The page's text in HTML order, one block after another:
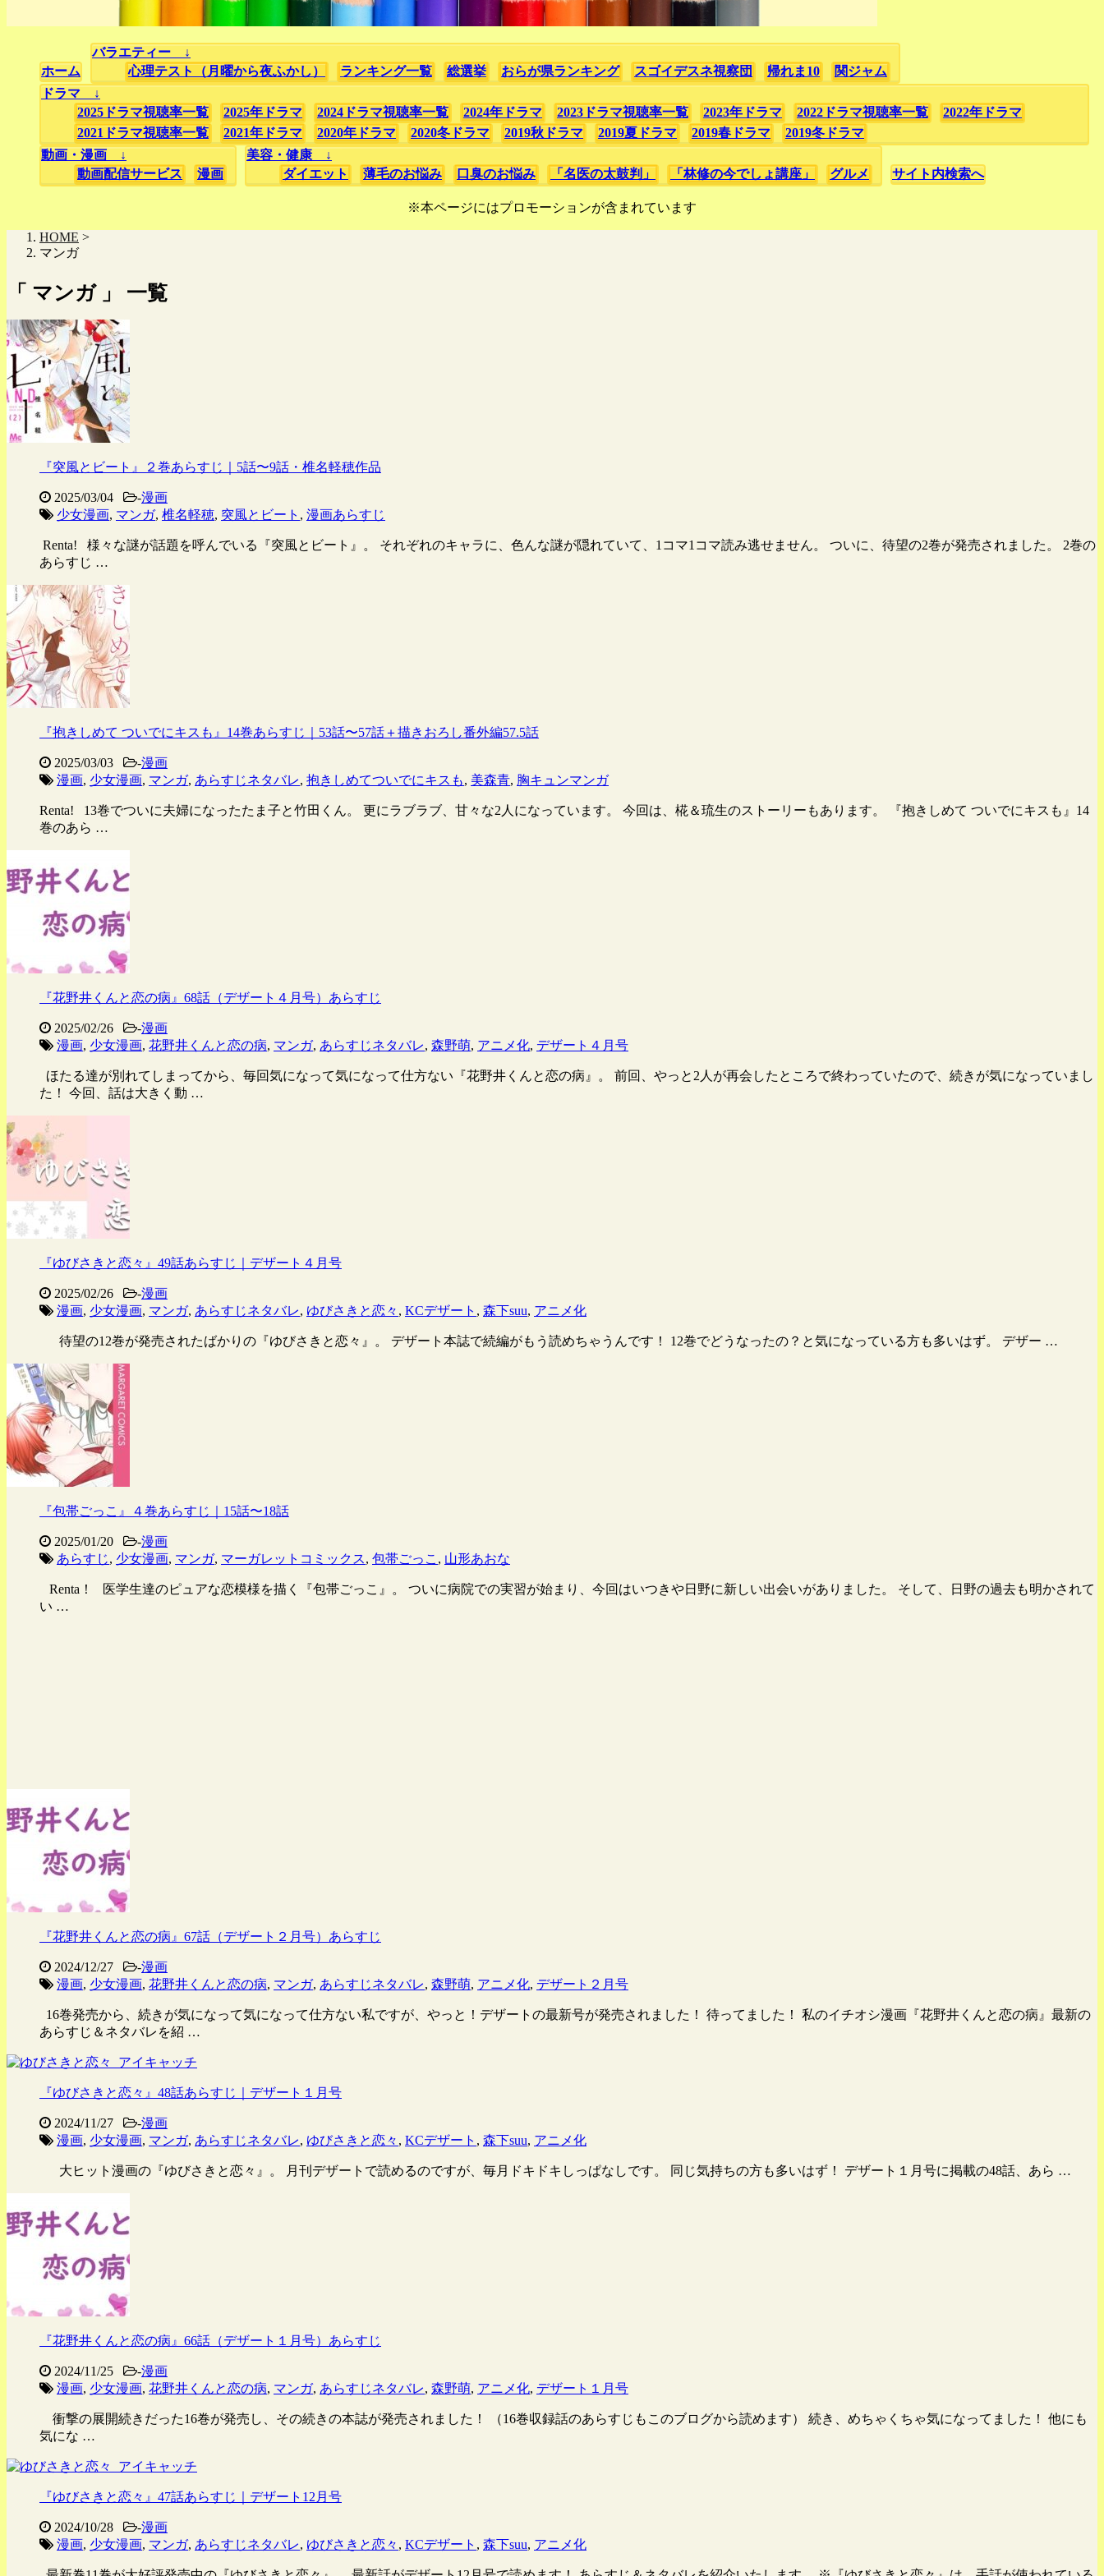
ホーム
バラエティー ↓
心理テスト（月曜から夜ふかし）
ランキング一覧 総選挙 おらが県ランキング スゴイデスネ視察団 帰れま10
関ジャム
ドラマ ↓
2025ドラマ視聴率一覧
2025年ドラマ 2024ドラマ視聴率一覧 2024年ドラマ 2023ドラマ視聴率一覧 2023年ドラマ 2022ドラマ視聴率一覧
2022年ドラマ
2021ドラマ視聴率一覧
2021年ドラマ 2020年ドラマ 2020冬ドラマ 2019秋ドラマ 2019夏ドラマ 2019春ドラマ
2019冬ドラマ
動画・漫画 ↓
動画配信サービス
漫画
美容・健康 ↓
ダイエット
薄毛のお悩み 口臭のお悩み 「名医の太鼓判」 「林修の今でしょ講座」 グルメ サイト内検索へ
※本ページにはプロモーションが含まれています
HOME >
マンガ
「 マンガ 」 一覧
『突風とビート』２巻あらすじ｜5話〜9話・椎名軽穂作品
2025/03/04 -漫画
少女漫画, マンガ, 椎名軽穂, 突風とビート , 漫画あらすじ
Renta! 様々な謎が話題を呼んでいる『突風とビート』。 それぞれのキャラに、色んな謎が隠れていて、1コマ1コマ読み逃せません。 ついに、待望の2巻が発売されました。 2巻の
あらすじ …
『抱きしめて ついでにキスも』14巻あらすじ｜53話〜57話＋描きおろし番外編57.5話
2025/03/03 -漫画
漫画, 少女漫画, マンガ, あらすじネタバレ, 抱きしめてついでにキスも, 美森青, 胸キュンマンガ
Renta! 13巻でついに夫婦になったたま子と竹田くん。 更にラブラブ、甘々な2人になっています。 今回は、椛＆琉生のストーリーもあります。 『抱きしめて ついでにキスも』14
巻のあら …
『花野井くんと恋の病』68話（デザート４月号）あらすじ
2025/02/26 -漫画
漫画, 少女漫画, 花野井くんと恋の病, マンガ, あらすじネタバレ, 森野萌, アニメ化, デザート４月号
ほたる達が別れてしまってから、毎回気になって気になって仕方ない『花野井くんと恋の病』。 前回、やっと2人が再会したところで終わっていたので、続きが気になっていまし
た！ 今回、話は大きく動 …
『ゆびさきと恋々』49話あらすじ｜デザート４月号
2025/02/26 -漫画
漫画, 少女漫画, マンガ, あらすじネタバレ, ゆびさきと恋々 , KCデザート , 森下suu, アニメ化
待望の12巻が発売されたばかりの『ゆびさきと恋々』。 デザート本誌で続編がもう読めちゃうんです！ 12巻でどうなったの？と気になっている方も多いはず。 デザー …
『包帯ごっこ』４巻あらすじ｜15話〜18話
2025/01/20 -漫画
あらすじ, 少女漫画, マンガ, マーガレットコミックス, 包帯ごっこ , 山形あおな
Renta！ 医学生達のピュアな恋模様を描く『包帯ごっこ』。 ついに病院での実習が始まり、今回はいつきや日野に新しい出会いがありました。 そして、日野の過去も明かされて
い …
『花野井くんと恋の病』67話（デザート２月号）あらすじ
2024/12/27 -漫画
漫画, 少女漫画, 花野井くんと恋の病, マンガ, あらすじネタバレ, 森野萌, アニメ化, デザート２月号
16巻発売から、続きが気になって気になって仕方ない私ですが、やっと！デザートの最新号が発売されました！ 待ってました！ 私のイチオシ漫画『花野井くんと恋の病』最新の
あらすじ＆ネタバレを紹 …
『ゆびさきと恋々』48話あらすじ｜デザート１月号
2024/11/27 -漫画
漫画, 少女漫画, マンガ, あらすじネタバレ, ゆびさきと恋々 , KCデザート , 森下suu, アニメ化
大ヒット漫画の『ゆびさきと恋々』。 月刊デザートで読めるのですが、毎月ドキドキしっぱなしです。 同じ気持ちの方も多いはず！ デザート１月号に掲載の48話、あら …
『花野井くんと恋の病』66話（デザート１月号）あらすじ
2024/11/25 -漫画
漫画, 少女漫画, 花野井くんと恋の病, マンガ, あらすじネタバレ, 森野萌, アニメ化, デザート１月号
衝撃の展開続きだった16巻が発売し、その続きの本誌が発売されました！ （16巻収録話のあらすじもこのブログから読めます） 続き、めちゃくちゃ気になってました！ 他にも
気にな …
『ゆびさきと恋々』47話あらすじ｜デザート12月号
2024/10/28 -漫画
漫画, 少女漫画, マンガ, あらすじネタバレ, ゆびさきと恋々 , KCデザート , 森下suu, アニメ化